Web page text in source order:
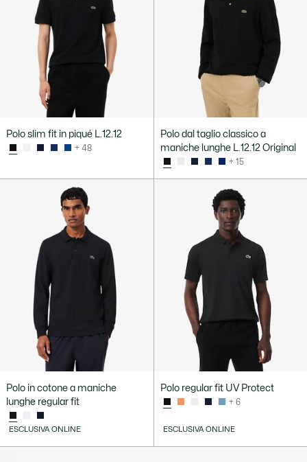
Polo slim fit in piqué L.12.12
+ 48
Polo dal taglio classico a
maniche lunghe L.12.12 Original
+ 15
Polo in cotone a maniche
lunghe regular fit
ESCLUSIVA ONLINE
Polo regular fit UV Protect
+ 6
ESCLUSIVA ONLINE